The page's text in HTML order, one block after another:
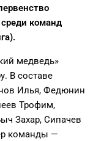
команд
медведь»
В составе
Илья, Федюнин
Трофим,
Захар, Сипачев
команды —